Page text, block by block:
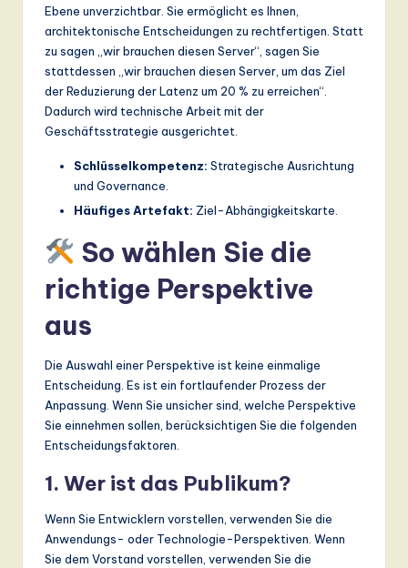
Ebene unverzichtbar. Sie ermöglicht es Ihnen,
architektonische Entscheidungen zu rechtfertigen. Statt
zu sagen „wir brauchen diesen Server“, sagen Sie
stattdessen „wir brauchen diesen Server, um das Ziel
der Reduzierung der Latenz um 20 % zu erreichen“.
Dadurch wird technische Arbeit mit der
Geschäftsstrategie ausgerichtet.
Schlüsselkompetenz: Strategische Ausrichtung
und Governance.
Häufiges Artefakt: Ziel-Abhängigkeitskarte.
So wählen Sie die
richtige Perspektive
aus
Die Auswahl einer Perspektive ist keine einmalige
Entscheidung. Es ist ein fortlaufender Prozess der
Anpassung. Wenn Sie unsicher sind, welche Perspektive
Sie einnehmen sollen, berücksichtigen Sie die folgenden
Entscheidungsfaktoren.
1. Wer ist das Publikum?
Wenn Sie Entwicklern vorstellen, verwenden Sie die
Anwendungs- oder Technologie-Perspektiven. Wenn
Sie dem Vorstand vorstellen, verwenden Sie die